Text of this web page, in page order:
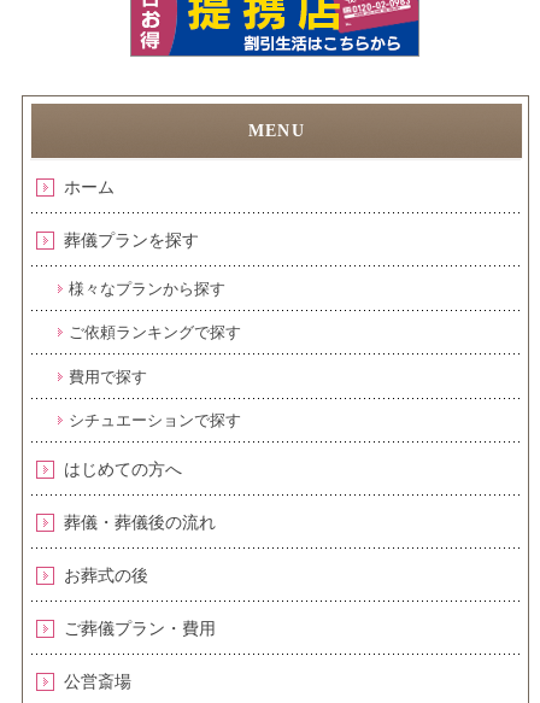
ホーム
葬儀プランを探す
様々なプランから探す
ご依頼ランキングで探す
費用で探す
シチュエーションで探す
はじめての方へ
葬儀・葬儀後の流れ
お葬式の後
ご葬儀プラン・費用
公営斎場